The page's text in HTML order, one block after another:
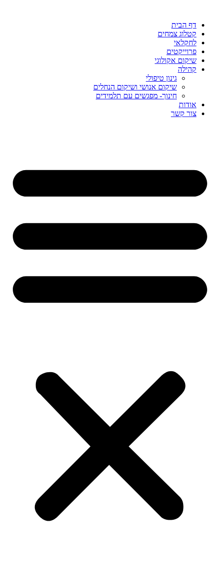
דף הבית
קטלוג צמחים
לחקלאי
פרוייקטים
שיקום אקולוגי
קהילה
גינון טיפולי
שיקום אנושי ושיקום הנחלים
חינוך- מפגשים עם תלמידים
אודות
צור קשר